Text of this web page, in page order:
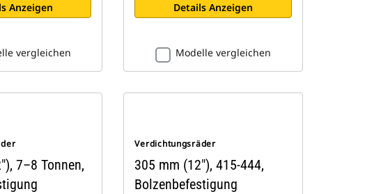
Anzeigen
vergleichen
Details Anzeigen
Modelle vergleichen
7–8 Tonnen,
Verdichtungsräder
305 mm (12"), 415-444,
Bolzenbefestigung